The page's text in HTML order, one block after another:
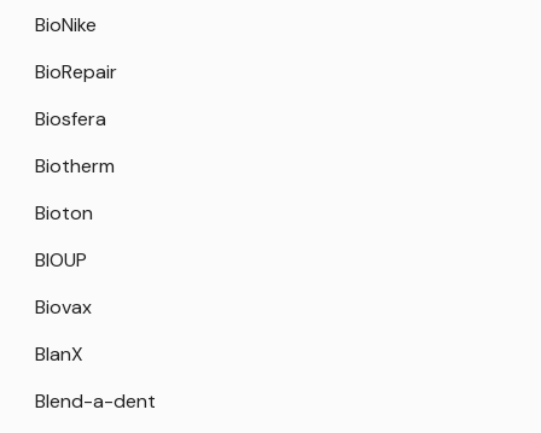
BioNike
BioRepair
Biosfera
Biotherm
Bioton
BIOUP
Biovax
BlanX
Blend-a-dent